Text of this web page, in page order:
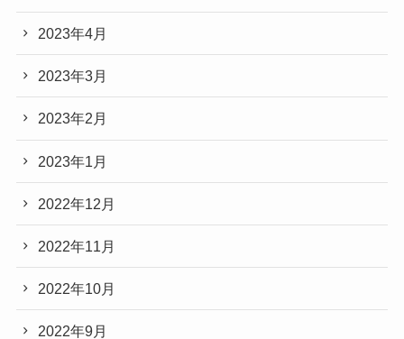
2023年4月
2023年3月
2023年2月
2023年1月
2022年12月
2022年11月
2022年10月
2022年9月